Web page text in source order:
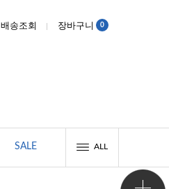
배송조회 장바구니 0
SALE ALL